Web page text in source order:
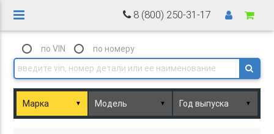
8 (800) 250-31-17
по VIN по номеру
▼ ▼ ▼